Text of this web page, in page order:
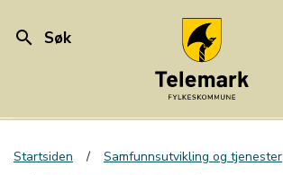
search Søk
Startsiden Samfunnsutvikling og tjenester